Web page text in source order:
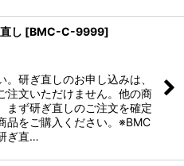
し [BMC-C-9999]
。研ぎ直しのお申し込みは、
注文いただけません。他の商
まず研ぎ直しのご注文を確定
品をご購入ください。※BMC
ぎ直…